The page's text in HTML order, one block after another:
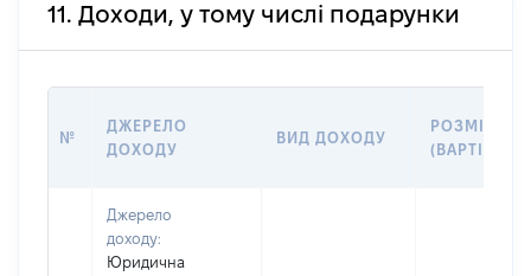
11. Доходи, у тому числі подарунки
№
ДЖЕРЕЛО
ДОХОДУ
ВИД ДОХОДУ
РОЗМІР
(ВАРТІСТЬ)
Джерело
доходу:
Юридична